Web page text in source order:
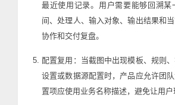
最近使用记录。用户需要能够回溯某
间、处理人、输入对象、输出结果和
协作和交付复盘。
配置复用：当截图中出现模板、规则
设置或数据源配置时，产品应允许团
置项应使用业务名称描述，避免让用户